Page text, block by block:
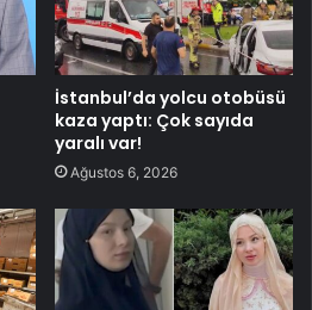
İstanbul’da yolcu otobüsü
kaza yaptı: Çok sayıda
yaralı var!
Ağustos 6, 2026